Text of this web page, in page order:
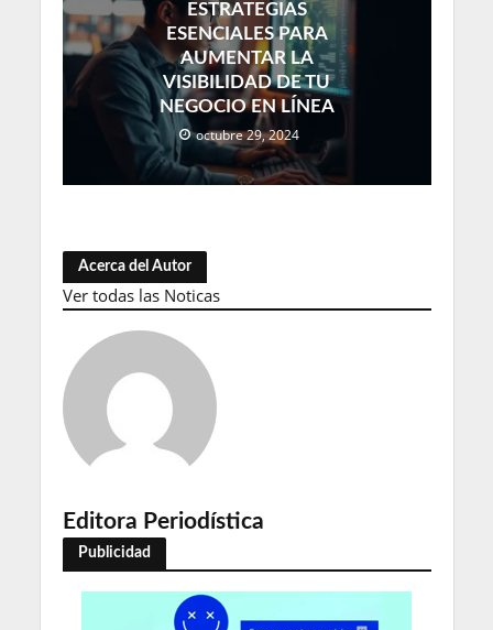
ESTRATEGIAS
ESENCIALES PARA
AUMENTAR LA
VISIBILIDAD DE TU
NEGOCIO EN LÍNEA
octubre 29, 2024
Acerca del Autor
Ver todas las Noticas
Editora Periodística
Publicidad